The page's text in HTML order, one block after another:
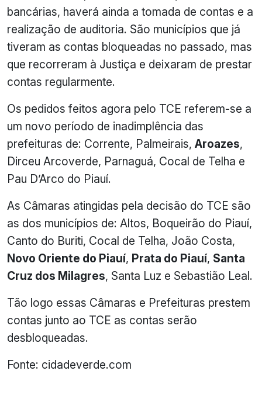
bancárias, haverá ainda a tomada de contas e a
realização de auditoria. São municípios que já
tiveram as contas bloqueadas no passado, mas
que recorreram à Justiça e deixaram de prestar
contas regularmente.
Os pedidos feitos agora pelo TCE referem-se a
um novo período de inadimplência das
prefeituras de: Corrente, Palmeirais, Aroazes,
Dirceu Arcoverde, Parnaguá, Cocal de Telha e
Pau D’Arco do Piauí.
As Câmaras atingidas pela decisão do TCE são
as dos municípios de: Altos, Boqueirão do Piauí,
Canto do Buriti, Cocal de Telha, João Costa,
Novo Oriente do Piauí, Prata do Piauí, Santa
Cruz dos Milagres, Santa Luz e Sebastião Leal.
Tão logo essas Câmaras e Prefeituras prestem
contas junto ao TCE as contas serão
desbloqueadas.
Fonte: cidadeverde.com